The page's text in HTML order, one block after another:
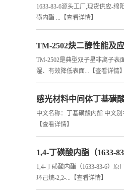
1633-83-6源头工厂,现货供应-
磺内酯 ... 【查看详情】
TM-2502炔二醇性能及
TM-2502是典型双子星非离子表
湿、有效降低表面... 【查看详情】
感光材料中间体丁基磺
中文名称：丁基磺酸内酯 中文别
【查看详情】
1,4-丁磺酸内酯（1633-
1,4-丁磺酸内酯（1633-83-6）
环己烷-2,2-... 【查看详情】